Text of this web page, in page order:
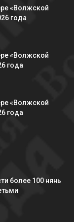
«Волжской
года
«Волжской
года
«Волжской
года
более 100 нянь